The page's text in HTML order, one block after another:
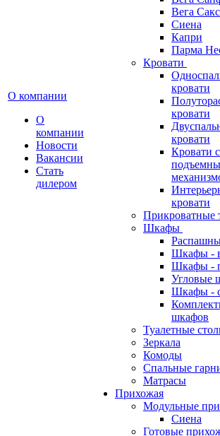
О компании
О
компании
Новости
Вакансии
Стать
дилером
Вега
Сиена
Капри
Парма
Кровати
кровати
кровати
кровати
Кровати с
кровати
Прикроватные
Шкафы
Шкафы -
Шкафы -
Угловые
Шкафы -
шкафов
Туалетные
Зеркала
Комоды
Спальные
Матрасы
Прихожая
Модульные
Сиена
Готовые